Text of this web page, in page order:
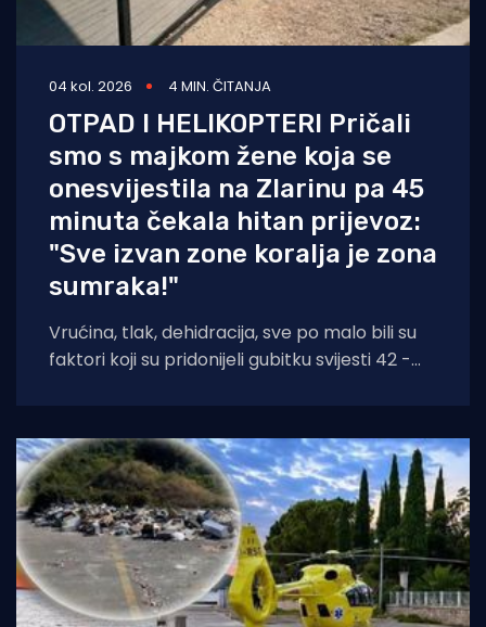
04 kol. 2026 4 MIN. ČITANJA
OTPAD I HELIKOPTERI Pričali
smo s majkom žene koja se
onesvijestila na Zlarinu pa 45
minuta čekala hitan prijevoz:
"Sve izvan zone koralja je zona
sumraka!"
Vrućina, tlak, dehidracija, sve po malo bili su
faktori koji su pridonijeli gubitku svijesti 42 -